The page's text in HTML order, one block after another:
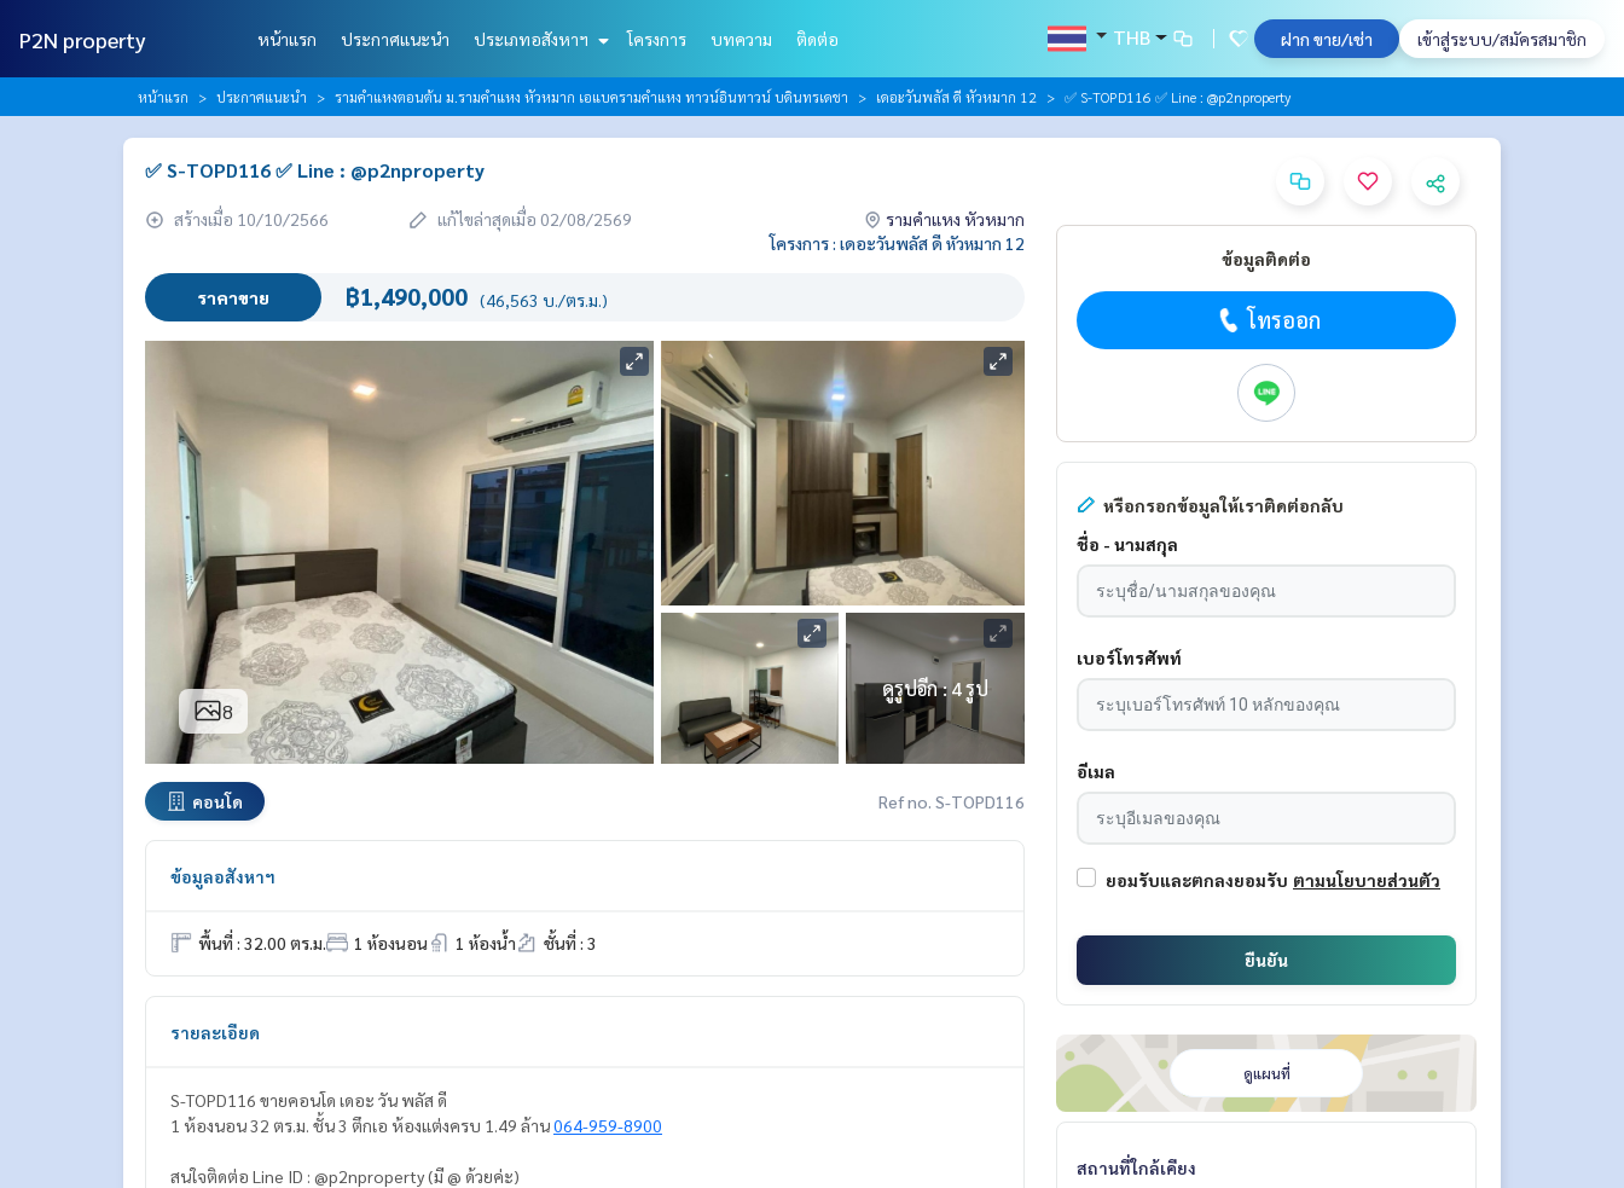
P2N property หน้าแรก ประกาศแนะนำ ประเภทอสังหาฯ โครงการ บทความ ติดต่อ THB ฝาก ขาย/เช่า เข้าสู่ระบบ/สมัครสมาชิก
หน้าแรก ประกาศแนะนำ รามคำแหงตอนต้น ม.รามคำแหง หัวหมาก เอแบครามคำแหง ทาวน์อินทาวน์ บดินทรเดชา เดอะวันพลัส ดี หัวหมาก 12 ✅ S-TOPD116 ✅ Line : @p2nproperty
✅ S-TOPD116 ✅ Line : @p2nproperty
สร้างเมื่อ 10/10/2566 แก้ไขล่าสุดเมื่อ 02/08/2569
รามคำแหง หัวหมาก
โครงการ : เดอะวันพลัส ดี หัวหมาก 12
ราคาขาย ฿1,490,000 (46,563 บ./ตร.ม.)
8
ดูรูปอีก : 4 รูป
คอนโด Ref no. S-TOPD116
ข้อมูลอสังหาฯ
พื้นที่ : 32.00 ตร.ม. 1 ห้องนอน 1 ห้องน้ำ ชั้นที่ : 3
รายละเอียด
S-TOPD116 ขายคอนโด เดอะ วัน พลัส ดี
1 ห้องนอน 32 ตร.ม. ชั้น 3 ตึกเอ ห้องแต่งครบ 1.49 ล้าน064-959-8900
สนใจติดต่อ Line ID : @p2nproperty (มี @ ด้วยค่ะ)
ข้อมูลติดต่อ
โทรออก
หรือกรอกข้อมูลให้เราติดต่อกลับ
ชื่อ - นามสกุล
เบอร์โทรศัพท์
อีเมล
ยอมรับและตกลงยอมรับ ตามนโยบายส่วนตัว
ยืนยัน
ดูแผนที่
สถานที่ใกล้เคียง